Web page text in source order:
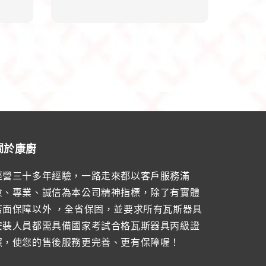
於康廚
營三十多年經驗，一路走來都以客戶服務滿
專業、誠信為本公司精神指標，除了有實體
面保障以外 ，全省保固，並要求所有瓦斯器具
裝人員都需具備國家考試合格瓦斯器具丙級證
使您的售後服務更完善、更有保障喔！